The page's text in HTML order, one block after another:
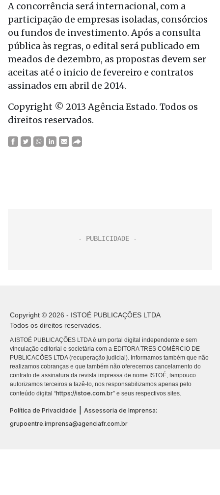
A concorrência será internacional, com a
participação de empresas isoladas, consórcios
ou fundos de investimento. Após a consulta
pública às regras, o edital será publicado em
meados de dezembro, as propostas devem ser
aceitas até o inicio de fevereiro e contratos
assinados em abril de 2014.
Copyright © 2013 Agência Estado. Todos os
direitos reservados.
Copyright © 2026 - ISTOÉ PUBLICAÇÕES LTDA
Todos os direitos reservados.
A ISTOÉ PUBLICAÇÕES LTDA é um portal digital independente e sem
vinculação editorial e societária com a EDITORA TRES COMÉRCIO DE
PUBLICACÕES LTDA (recuperação judicial). Informamos também que não
realizamos cobranças e que também não oferecemos cancelamento do
contrato de assinatura da revista impressa de nome ISTOÉ, tampouco
autorizamos terceiros a fazê-lo, nos responsabilizamos apenas pelo
conteúdo digital “https://istoe.com.br” e seus respectivos sites.
Política de Privacidade
Assessoria de Imprensa:
grupoentre.imprensa@agenciafr.com.br